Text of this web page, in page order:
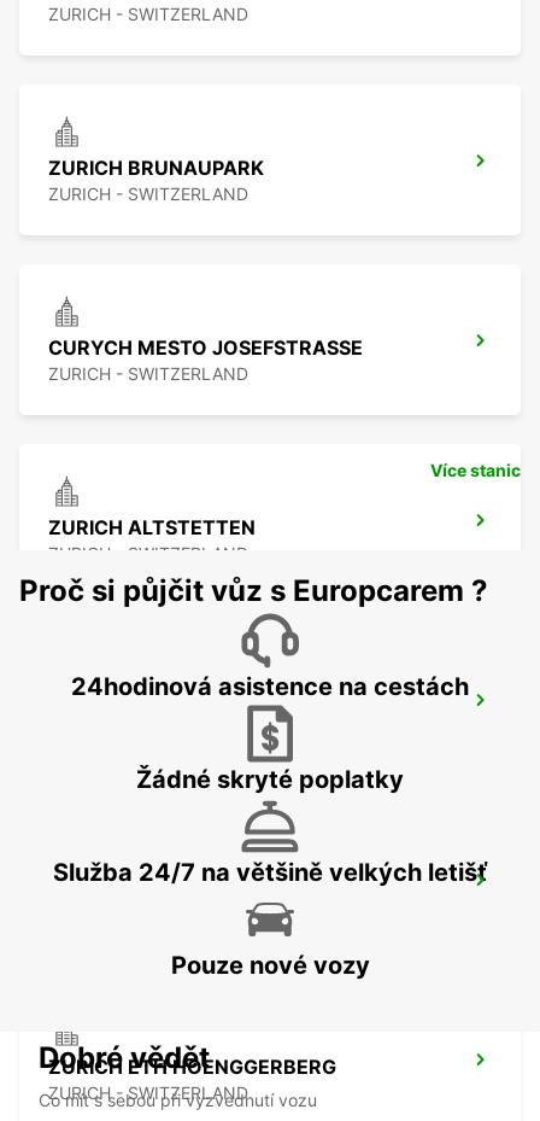
ZURICH - SWITZERLAND
ZURICH BRUNAUPARK
ZURICH - SWITZERLAND
CURYCH MESTO JOSEFSTRASSE
ZURICH - SWITZERLAND
ZURICH ALTSTETTEN
ZURICH - SWITZERLAND
ZURICH NORTH OERLIKON
DUEBENDORF AMAG
DUEBENDORF - SWITZERLAND
ZURICH ETH HOENGGERBERG
ZURICH - SWITZERLAND
Více stanic
Proč si půjčit vůz s Europcarem ?
24hodinová asistence na cestách
Žádné skryté poplatky
Služba 24/7 na většině velkých letišť
Pouze nové vozy
Dobré vědět
Co mít s sebou při vyzvednutí vozu